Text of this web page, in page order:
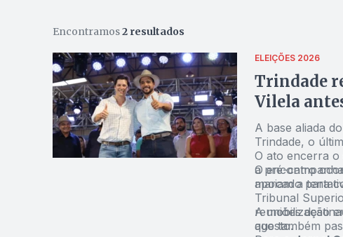
Encontramos2 resultados
ELEIÇÕES 2026
Trindade
Vilela
A base aliada
Trindade, o
O ato encerra
a pré-
apoiam a
O encontro
marcado para
Tribunal
reuniões
agosto.
A mobilização
que também